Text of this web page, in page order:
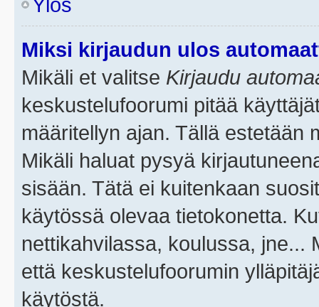
Miksi kirjaudun ulos
Mikäli et valitse Kirjaudu
keskustelufoorumi pitää
määritellyn ajan. Tällä estetään
Mikäli haluat pysyä
sisään. Tätä ei kuitenkaan
käytössä olevaa tietokonetta.
nettikahvilassa, koulussa, jne...
että keskustelufoorumin
käytöstä.